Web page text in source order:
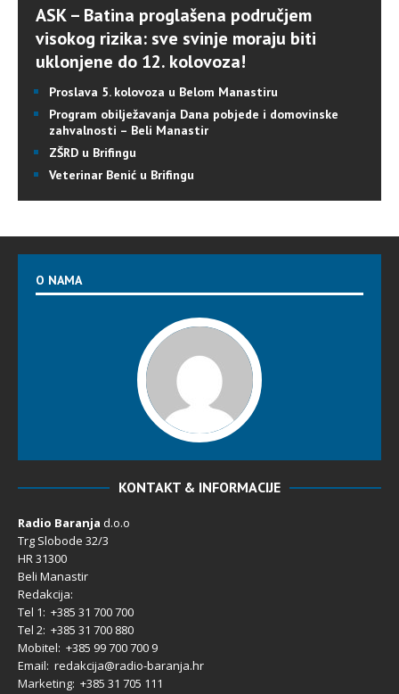
ASK – Batina proglašena područjem
visokog rizika: sve svinje moraju biti
uklonjene do 12. kolovoza!
Proslava 5. kolovoza u Belom Manastiru
Program obilježavanja Dana pobjede i domovinske
zahvalnosti – Beli Manastir
ZŠRD u Brifingu
Veterinar Benić u Brifingu
O NAMA
KONTAKT & INFORMACIJE
Radio Baranja d.o.o
Trg Slobode 32/3
HR 31300
Beli Manastir
Redakcija:
Tel 1: +385 31 700 700
Tel 2: +385 31 700 880
Mobitel: +385 99 700 700 9
Email: redakcija@radio-baranja.hr
Marketing: +385 31 705 111